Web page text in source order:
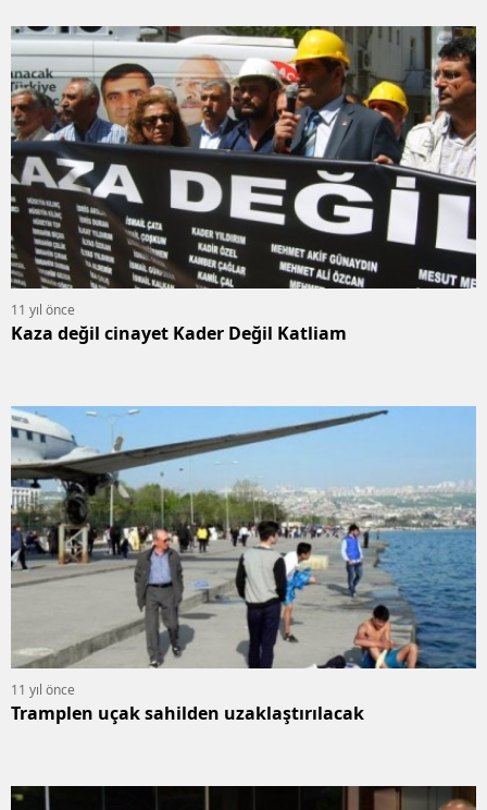
11 yıl önce
Kaza değil cinayet Kader Değil Katliam
11 yıl önce
Tramplen uçak sahilden uzaklaştırılacak